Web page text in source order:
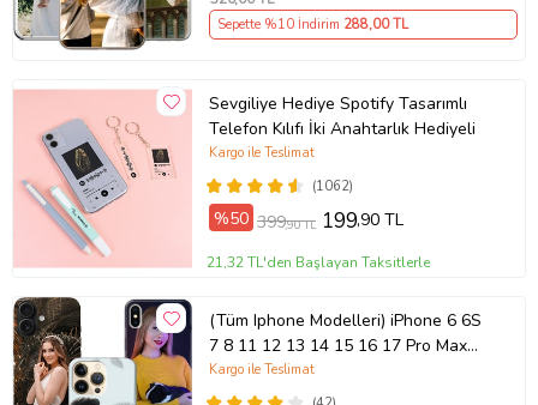
Sepette %10 İndirim 288,00 TL
Sevgiliye Hediye Spotify Tasarımlı
Telefon Kılıfı İki Anahtarlık Hediyeli
(1062)
Kargo ile Teslimat
%50 399,90 TL 199,90 TL
21,32 TL'den Başlayan Taksitlerle
(Tüm Iphone Modelleri) iPhone 6 6S
7 8 11 12 13 14 15 16 17 Pro Max
Plus Mini Kişiye Özel Resimli
Fotoğraflı Kılıf
Kargo ile Teslimat